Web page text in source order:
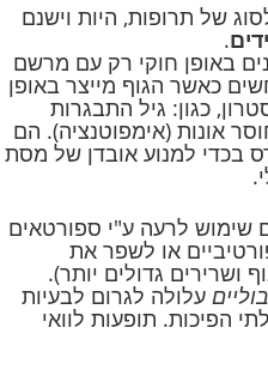
של תרופות, היות וישנם
.
באופן חוקי רק עם מרשם
כאשר הגוף מייצר באופן
כגון: גיל התבגרות
אונות (אימפוטנציה). הם
בכדי למנוע אובדן של מסת
שימוש לרעה ע"י ספורטאים
או לשפר את
ושרירים גדולים יותר).
עלולה לגרום לבעיות
הפיכות. תופעות לוואי